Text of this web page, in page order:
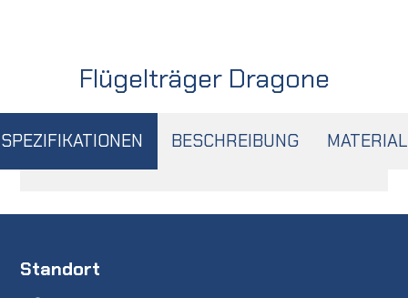
Flügelträger Dragone
SPEZIFIKATIONEN BESCHREIBUNG MATERIAL
Standort